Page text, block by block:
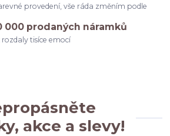
provedení, vše ráda změním podle
000 prodaných náramků
tisíce emocí
akce a slevy!